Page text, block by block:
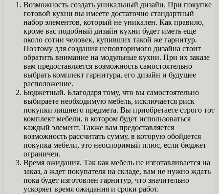
Возможность создать уникальный дизайн. При покупке
готовой кухни вы имеете достаточно стандартный
набор элементов, который не уникален. Как правило,
кроме вас подобный дизайн кухни будет иметь еще
около сотни человек, купивших такой же гарнитур.
Поэтому для создания неповторимого дизайна стоит
обратить внимание на модульные кухни. При их заказе
вам предоставляется возможность самостоятельно
выбрать комплект гарнитура, его дизайн и будущее
расположение.
Бюджетный. Благодаря тому, что вы самостоятельно
выбираете необходимую мебель, исключается риск
покупки лишнего предмета. Вы приобретаете строго тот
комплект мебели, в котором будет использоваться
каждый элемент. Также вам предоставляется
возможность рассчитать сумму, в которую обойдется
покупка мебели, это неоспоримый плюс, если бюджет
ограничен.
Время ожидания. Так как мебель не изготавливается на
заказ, а ждет покупателя на складе, вам не нужно ждать
пока будет изготовлен гарнитур, что значительно
ускоряет время ожидания и сроки работ.